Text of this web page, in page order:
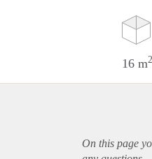
16 m2
On this page